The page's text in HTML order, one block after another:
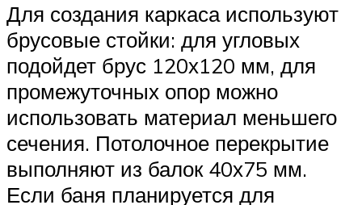
Для создания каркаса используют
брусовые стойки: для угловых
подойдет брус 120х120 мм, для
промежуточных опор можно
использовать материал меньшего
сечения. Потолочное перекрытие
выполняют из балок 40х75 мм.
Если баня планируется для